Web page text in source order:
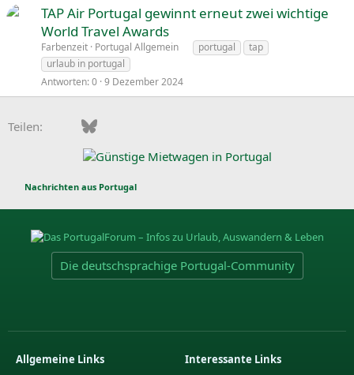
TAP Air Portugal gewinnt erneut zwei wichtige
World Travel Awards
Farbenzeit Portugal Allgemein portugal
tap
urlaub in portugal
Antworten 0 9 Dezember 2024
Teilen: FacebookBluesky
Nachrichten aus Portugal
Die deutschsprachige Portugal-Community
Allgemeine Links
Interessante Links